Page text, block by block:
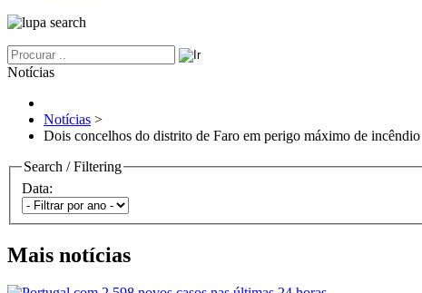
Notícias
Notícias >
Dois concelhos do distrito de Faro em perigo máximo de incêndio
Search / Filtering
Data:
Mais notícias